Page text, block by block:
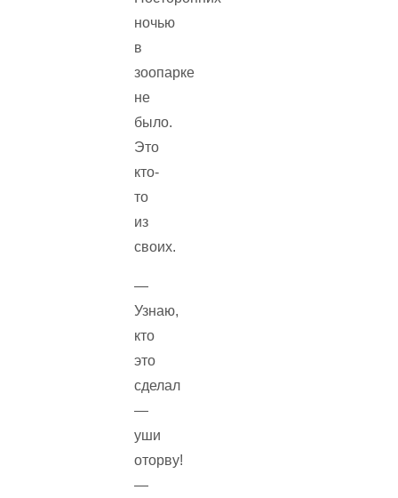
ночью
в
зоопарке
не
было.
Это
кто-
то
из
своих.
—
Узнаю,
кто
это
сделал
—
уши
оторву!
—